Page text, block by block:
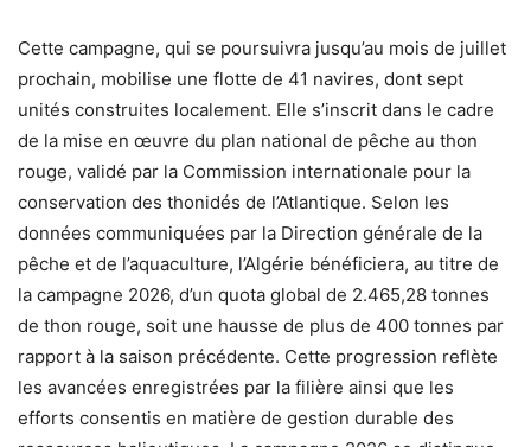
Cette campagne, qui se poursuivra jusqu’au mois de juillet
prochain, mobilise une flotte de 41 navires, dont sept
unités construites localement. Elle s’inscrit dans le cadre
de la mise en œuvre du plan national de pêche au thon
rouge, validé par la Commission internationale pour la
conservation des thonidés de l’Atlantique. Selon les
données communiquées par la Direction générale de la
pêche et de l’aquaculture, l’Algérie bénéficiera, au titre de
la campagne 2026, d’un quota global de 2.465,28 tonnes
de thon rouge, soit une hausse de plus de 400 tonnes par
rapport à la saison précédente. Cette progression reflète
les avancées enregistrées par la filière ainsi que les
efforts consentis en matière de gestion durable des